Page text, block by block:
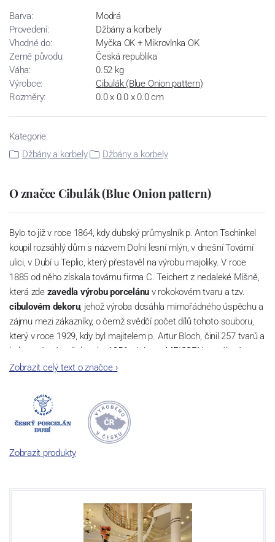
Barva:
Modrá
Provedení:
Džbány a korbely
Vhodné do:
Myčka OK + Mikrovlnka OK
Země původu:
Česká republika
Váha:
0.52 kg
Výrobce:
Cibulák (Blue Onion pattern)
Rozměry:
0.0 x 0.0 x 0.0 cm
Kategorie:
Džbány a korbely
Džbány a korbely
O značce Cibulák (Blue Onion pattern)
Bylo to již v roce 1864, kdy dubský průmyslník p. Anton Tschinkel
koupil rozsáhlý dům s názvem Dolní lesní mlýn, v dnešní Tovární
ulici, v Dubí u Teplic, který přestavěl na výrobu majoliky. V roce
1885 od něho získala továrnu firma C. Teichert z nedaleké Míšně,
která zde zavedla výrobu porcelánu v rokokovém tvaru a tzv.
cibulovém dekoru, jehož výroba dosáhla mimořádného úspěchu a
zájmu mezi zákazníky, o čemž svědčí počet dílů tohoto souboru,
který v roce 1929, kdy byl majitelem p. Artur Bloch, činil 257 tvarů a
byl označován až do roku 1956 nápisem MEISSEN v oválovém
rámečku.
počet jeho dílů v cibulovém provedení je 850 tvarů. Tyto výrobky
jsou garantovány Asociací sklářského a keramického průmyslu
České republiky jako „Český výrobek
Zobrazit celý text o značce›
Zobrazit produkty